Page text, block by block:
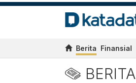
Berita Finansial
BERITA